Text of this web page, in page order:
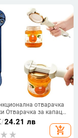
отварачка
Отварачка за капаци
стомана
2,5-9,5 см Регулируема
за консерви WineBeer
/24.21 лв
add_shopping_cart